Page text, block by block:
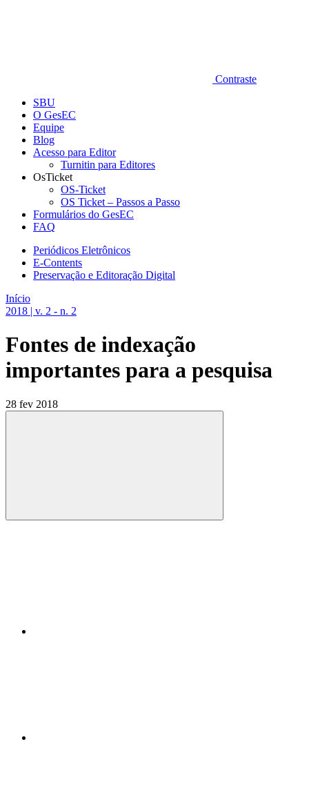
Contraste
SBU
O GesEC
Equipe
Blog
Acesso para Editor
Turnitin para Editores
OsTicket
OS-Ticket
OS Ticket – Passos a Passo
Formulários do GesEC
FAQ
Periódicos Eletrônicos
E-Contents
Preservação e Editoração Digital
Início
2018 | v. 2 - n. 2
Fontes de indexação
importantes para a pesquisa
28 fev 2018
Compartilhar